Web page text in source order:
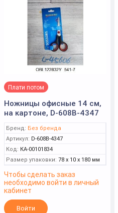
Плати потом
Ножницы офисные 14 см,
на картоне, D-608B-4347
Бренд: Без бренда
Артикул: D-608B-4347
Код: КА-00101834
Размер упаковки: 78 x 10 x 180 мм
Чтобы сделать заказ
необходимо войти в личный
кабинет
Войти